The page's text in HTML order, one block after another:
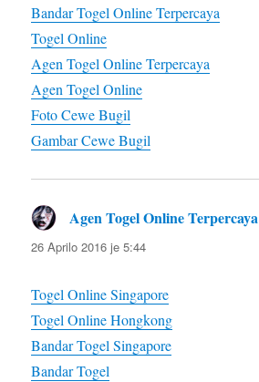
Bandar Togel Online Terpercaya
Togel Online
Agen Togel Online Terpercaya
Agen Togel Online
Foto Cewe Bugil
Gambar Cewe Bugil
Agen Togel Online Terpercaya
26 Aprilo 2016 je 5:44
Togel Online Singapore
Togel Online Hongkong
Bandar Togel Singapore
Bandar Togel